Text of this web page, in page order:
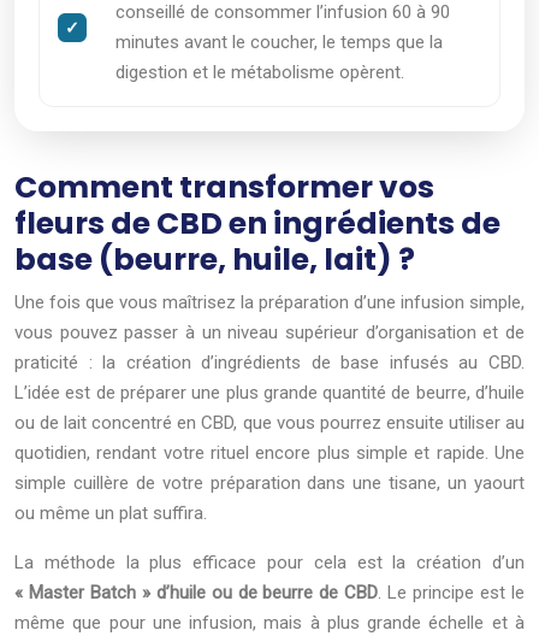
conseillé de consommer l’infusion 60 à 90
minutes avant le coucher, le temps que la
digestion et le métabolisme opèrent.
Comment transformer vos
fleurs de CBD en ingrédients de
base (beurre, huile, lait) ?
Une fois que vous maîtrisez la préparation d’une infusion simple,
vous pouvez passer à un niveau supérieur d’organisation et de
praticité : la création d’ingrédients de base infusés au CBD.
L’idée est de préparer une plus grande quantité de beurre, d’huile
ou de lait concentré en CBD, que vous pourrez ensuite utiliser au
quotidien, rendant votre rituel encore plus simple et rapide. Une
simple cuillère de votre préparation dans une tisane, un yaourt
ou même un plat suffira.
La méthode la plus efficace pour cela est la création d’un
« Master Batch » d’huile ou de beurre de CBD. Le principe est le
même que pour une infusion, mais à plus grande échelle et à